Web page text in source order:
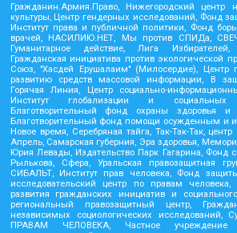
Гражданин.Армия.Право, Нижегородский центр
культуры, Центр гендерных исследований, Фонд
Институт права и публичной политики, Фонд
врачей, НАСИЛИЮ.НЕТ, Мы против СПИДа,
Гуманитарное действие, Лига
Гражданская инициатива против экологической
Союз, "Хасдей Ерушалаим" (Милосердие), Центр
развитию средств массовой информации, В
Горячая Линия, Центр социально-
Институт глобализации и
Благотворительный фонд охраны здоровья
Благотворительный фонд помощи осужденным и
Новое время, Серебряная тайга, Так-Так-Так,
Апрель, Самарская губерния, Эра здоровья,
Юрия Левады, Издательство Парк Гагарина, Фонд
Рылькова, Сфера, Уральская правозащитная
СИБАЛЬТ, Институт прав человека, Фонд
исследовательский центр по правам
развития гражданских инициатив и
региональный правозащитный центр,
независимых социологических
ПРАВАМ ЧЕЛОВЕКА, Частное